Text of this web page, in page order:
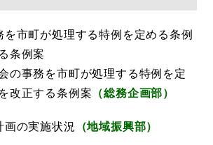
市町が処理する特例を定める条例
条例案
の事務を市町が処理する特例を定
改正する条例案 （総務企画部）
の実施状況 （地域振興部）